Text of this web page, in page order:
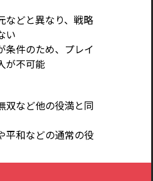
などと異なり、戦略
い
条件のため、プレイ
が不可能
双など他の役満と同
平和などの通常の役